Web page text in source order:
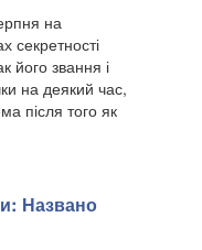
на
секретності
його звання і
на деякий час,
після того як
Названо